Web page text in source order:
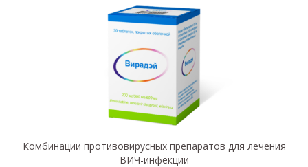
Комбинации противовирусных препаратов для лечения
ВИЧ-инфекции